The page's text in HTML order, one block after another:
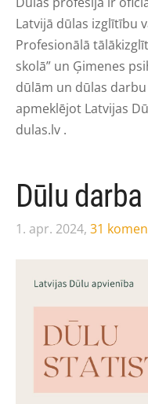
Latvijā dūlas izglītību
Profesionālā
skolā” un Ģimenes
dūlām un dūlas
apmeklējot Latvijas
dulas.lv .
Dūlu
1. apr. 2024, 31